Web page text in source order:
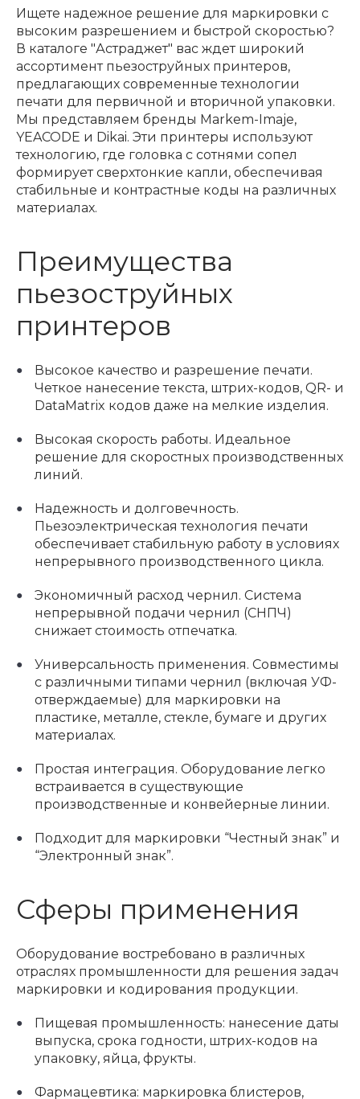
Ищете надежное решение для маркировки с
высоким разрешением и быстрой скоростью?
В каталоге "Астраджет" вас ждет широкий
ассортимент пьезоструйных принтеров,
предлагающих современные технологии
печати для первичной и вторичной упаковки.
Мы представляем бренды Markem-Imaje,
YEACODE и Dikai. Эти принтеры используют
технологию, где головка с сотнями сопел
формирует сверхтонкие капли, обеспечивая
стабильные и контрастные коды на различных
материалах.
Преимущества
пьезоструйных
принтеров
Высокое качество и разрешение печати.
Четкое нанесение текста, штрих-кодов, QR- и
DataMatrix кодов даже на мелкие изделия.
Высокая скорость работы. Идеальное
решение для скоростных производственных
линий.
Надежность и долговечность.
Пьезоэлектрическая технология печати
обеспечивает стабильную работу в условиях
непрерывного производственного цикла.
Экономичный расход чернил. Система
непрерывной подачи чернил (СНПЧ)
снижает стоимость отпечатка.
Универсальность применения. Совместимы
с различными типами чернил (включая УФ-
отверждаемые) для маркировки на
пластике, металле, стекле, бумаге и других
материалах.
Простая интеграция. Оборудование легко
встраивается в существующие
производственные и конвейерные линии.
Подходит для маркировки “Честный знак” и
“Электронный знак”.
Сферы применения
Оборудование востребовано в различных
отраслях промышленности для решения задач
маркировки и кодирования продукции.
Пищевая промышленность: нанесение даты
выпуска, срока годности, штрих-кодов на
упаковку, яйца, фрукты.
Фармацевтика: маркировка блистеров,